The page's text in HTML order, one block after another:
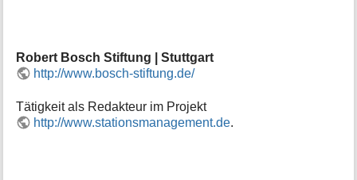
Robert Bosch Stiftung | Stuttgart
http://www.bosch-stiftung.de/
Tätigkeit als Redakteur im Projekt
http://www.stationsmanagement.de.